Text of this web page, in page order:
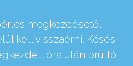
megkezdésétől
kell visszaérni. Késés
óra után bruttó